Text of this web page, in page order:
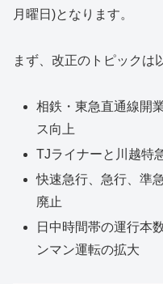
月曜日)となります。
まず、改正のトピックは
相鉄・東急直通線開
ス向上
TJライナーと川越特
快速急行、急行、準
廃止
日中時間帯の運行本
ンマン運転の拡大